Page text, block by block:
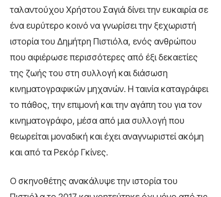
ταλαντούχου Χρήστου Σαγιά δίνει την ευκαιρία σε
ένα ευρύτερο κοινό να γνωρίσει την ξεχωριστή
ιστορία του Δημήτρη Πιστιόλα, ενός ανθρώπου
που αφιέρωσε περισσότερες από έξι δεκαετίες
της ζωής του στη συλλογή και διάσωση
κινηματογραφικών μηχανών. Η ταινία καταγράφει
το πάθος, την επιμονή και την αγάπη του για τον
κινηματογράφο, μέσα από μια συλλογή που
θεωρείται μοναδική και έχει αναγνωριστεί ακόμη
και από τα Ρεκόρ Γκίνες.
Ο σκηνοθέτης ανακάλυψε την ιστορία του